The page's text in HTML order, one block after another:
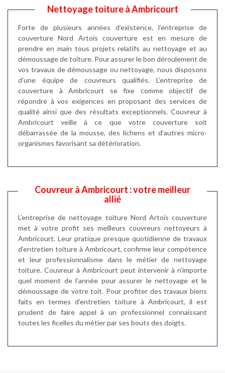
Nettoyage toiture à Ambricourt
Forte de plusieurs années d’existence, l’entreprise de
couverture Nord Artois couverture est en mesure de
prendre en main tous projets relatifs au nettoyage et au
démoussage de toiture. Pour assurer le bon déroulement de
vos travaux de démoussage ou nettoyage, nous disposons
d’une équipe de couvreurs qualifiés. L’entreprise de
couverture à Ambricourt se fixe comme objectif de
répondre à vos exigences en proposant des services de
qualité ainsi que des résultats exceptionnels. Couvreur à
Ambricourt veille à ce que votre couverture soit
débarrassée de la mousse, des lichens et d’autres micro-
organismes favorisant sa détérioration.
Couvreur à Ambricourt : votre meilleur
allié
L’entreprise de nettoyage toiture Nord Artois couverture
met à votre profit ses meilleurs couvreurs nettoyeurs à
Ambricourt. Leur pratique presque quotidienne de travaux
d’entretien toiture à Ambricourt, confirme leur compétence
et leur professionnalisme dans le métier de nettoyage
toiture. Couvreur à Ambricourt peut intervenir à n’importe
quel moment de l’année pour assurer le nettoyage et le
démoussage de votre toit. Pour profiter des travaux biens
faits en termes d’entretien toiture à Ambricourt, il est
prudent de faire appel à un professionnel connaissant
toutes les ficelles du métier par ses bouts des doigts.